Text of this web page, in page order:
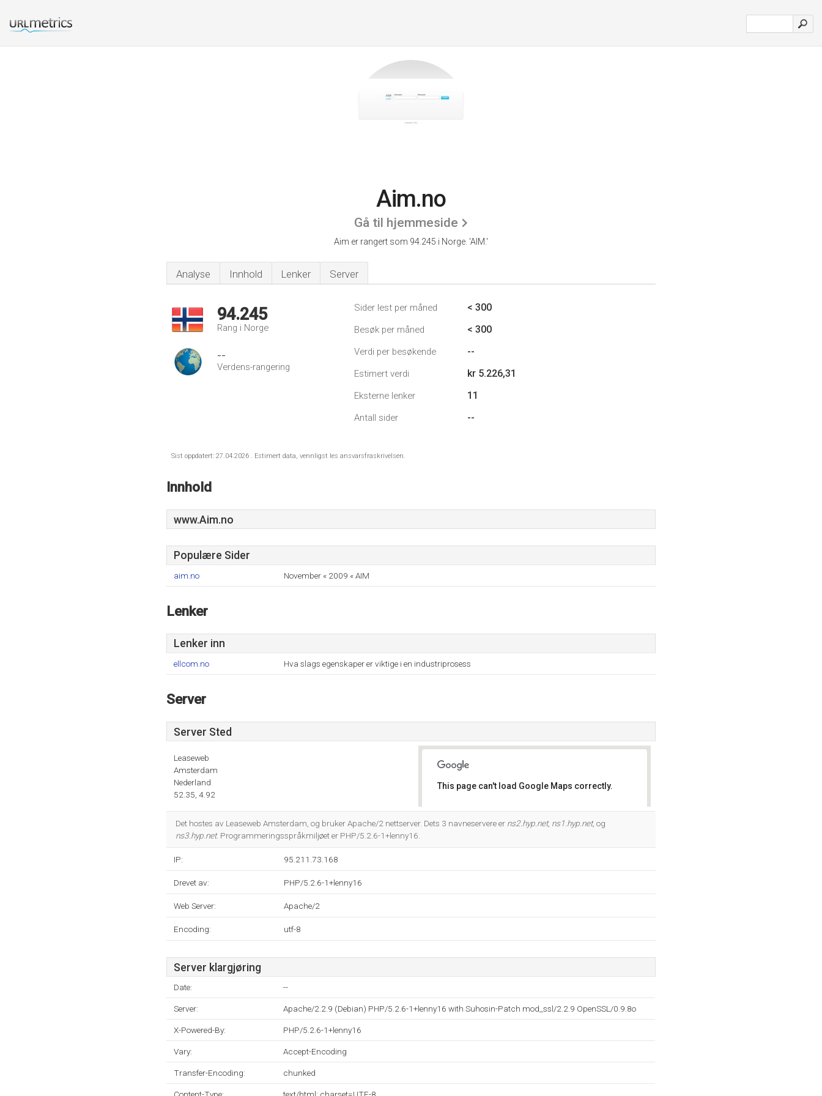
Aim.no
Gå til hjemmeside
Aim er rangert som 94.245 i Norge. 'AIM.'
Analyse Innhold Lenker Server
94.245
Rang i Norge
--
Verdens-rangering
Sider lest per måned < 300
Besøk per måned < 300
Verdi per besøkende --
Estimert verdi kr 5.226,31
Eksterne lenker 11
Antall sider --
Sist oppdatert: 27.04.2026 . Estimert data, vennligst les ansvarsfraskrivelsen.
Innhold
www.Aim.no
Populære Sider
aim.no November « 2009 « AIM
Lenker
Lenker inn
ellcom.no Hva slags egenskaper er viktige i en industriprosess
Server
Server Sted
Leaseweb
Amsterdam
Nederland
52.35, 4.92
This page can't load Google Maps correctly.
Det hostes av Leaseweb Amsterdam, og bruker Apache/2 nettserver. Dets 3 navneservere er ns2.hyp.net, ns1.hyp.net, og
ns3.hyp.net. Programmeringsspråkmiljøet er PHP/5.2.6-1+lenny16.
IP: 95.211.73.168
Drevet av: PHP/5.2.6-1+lenny16
Web Server: Apache/2
Encoding: utf-8
Server klargjøring
Date: --
Server: Apache/2.2.9 (Debian) PHP/5.2.6-1+lenny16 with Suhosin-Patch mod_ssl/2.2.9 OpenSSL/0.9.8o
X-Powered-By: PHP/5.2.6-1+lenny16
Vary: Accept-Encoding
Transfer-Encoding: chunked